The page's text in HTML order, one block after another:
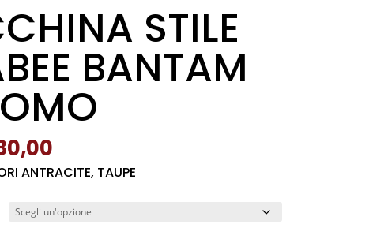
STILE
BANTAM
Il
prezzo
è:
ANTRACITE, TAUPE